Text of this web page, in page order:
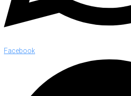
Facebook